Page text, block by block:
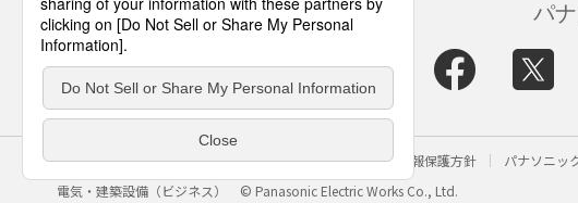
パ
サイトのご利用にあたって クッキーポリシー 個人情報保護方針 パナソニッ
電気・建築設備（ビジネス）
© Panasonic Electric Works Co., Ltd.